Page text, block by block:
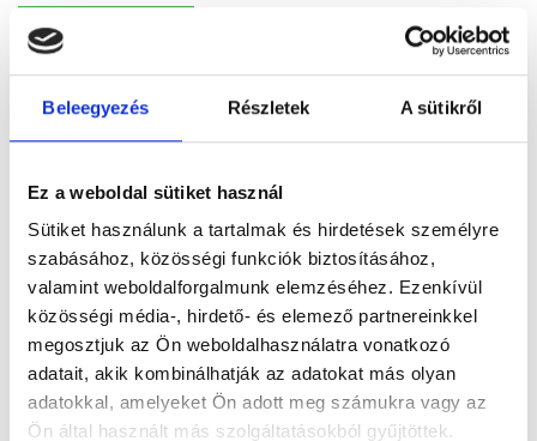
Beleegyezés Részletek A sütikről
Ez a weboldal sütiket használ
Sütiket használunk a tartalmak és hirdetések személyre
szabásához, közösségi funkciók biztosításához,
valamint weboldalforgalmunk elemzéséhez. Ezenkívül
közösségi média-, hirdető- és elemező partnereinkkel
megosztjuk az Ön weboldalhasználatra vonatkozó
adatait, akik kombinálhatják az adatokat más olyan
adatokkal, amelyeket Ön adott meg számukra vagy az
Ön által használt más szolgáltatásokból gyűjtöttek.
Foglalj időpontot
Összes szakterület
Főoldal Orvosok Ortopédus
Ortopédus, Budapest, XI. kerület
Dr. Moravcsik Bence Balázs